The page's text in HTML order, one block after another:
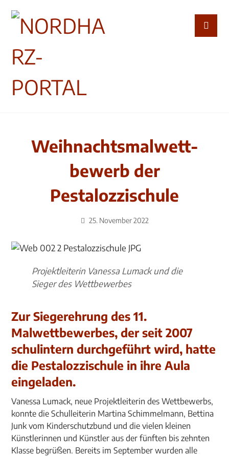
Weihnachts­malwett­
bewerb der
Pestalozzischule
25. November 2022
Projektleiterin Vanessa Lumack und die
Sieger des Wettbewerbes
Zur Siegerehrung des 11.
Malwettbewerbes, der seit 2007
schulintern durchgeführt wird, hatte
die Pestalozzischule in ihre Aula
eingeladen.
Vanessa Lumack, neue Projektleiterin des Wettbewerbs,
konnte die Schulleiterin Martina Schimmelmann, Bettina
Junk vom Kinderschutzbund und die vielen kleinen
Künstlerinnen und Künstler aus der fünften bis zehnten
Klasse begrüßen. Bereits im September wurden alle